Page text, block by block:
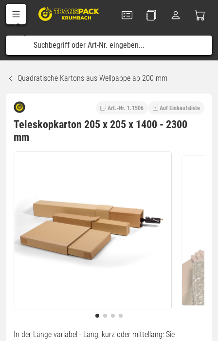
Quadratische Kartons aus Wellpappe ab 200 mm
Art.-Nr. 1.1506 Auf Einkaufsliste
Teleskopkarton 205 x 205 x 1400 - 2300
mm
In der Länge variabel - Lang, kurz oder mittellang: Sie